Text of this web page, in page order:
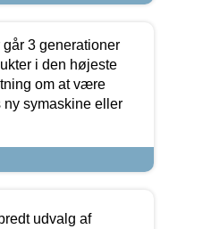
3 generationer
i den højeste
om at være
symaskine eller
udvalg af